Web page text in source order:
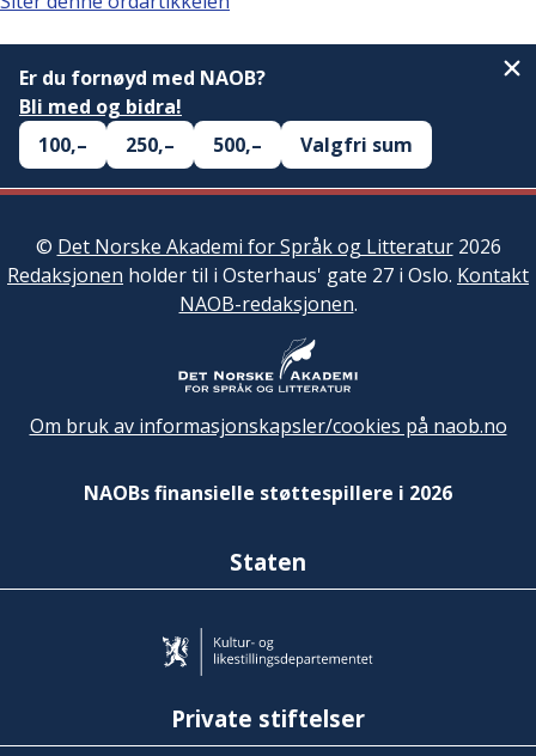
Er du fornøyd med NAOB?
Bli med og bidra!
100,–
250,– 500,– Valgfri sum
© Det Norske Akademi for Språk og Litteratur2026
Redaksjonen holder til i Osterhaus' gate 27 i Oslo. Kontakt
NAOB-redaksjonen.
Om bruk av informasjonskapsler/cookies på naob.no
NAOBs finansielle støttespillere i 2026
Staten
Private stiftelser